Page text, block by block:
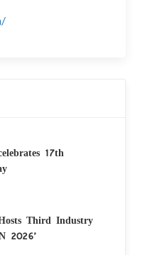
17th
Third Industry
2026’